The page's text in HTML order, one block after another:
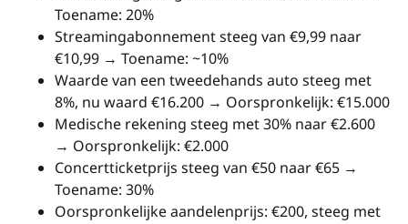
Toename: 20%
Streamingabonnement steeg van €9,99 naar
€10,99 → Toename: ~10%
Waarde van een tweedehands auto steeg met
8%, nu waard €16.200 → Oorspronkelijk: €15.000
Medische rekening steeg met 30% naar €2.600
→ Oorspronkelijk: €2.000
Concertticketprijs steeg van €50 naar €65 →
Toename: 30%
Oorspronkelijke aandelenprijs: €200, steeg met